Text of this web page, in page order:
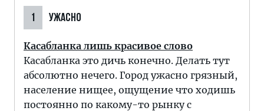
1 УЖАСНО
Касабланка лишь красивое слово
Касабланка это дичь конечно. Делать тут
абсолютно нечего. Город ужасно грязный,
население нищее, ощущение что ходишь
постоянно по какому-то рынку с